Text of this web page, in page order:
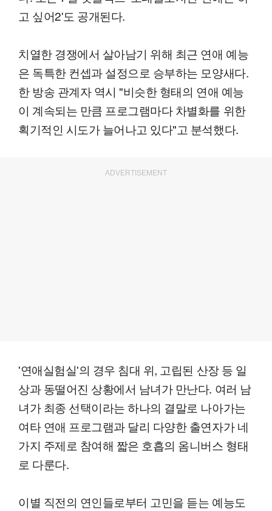
고 싶어2'도 공개된다.
치열한 경쟁에서 살아남기 위해 최근 연애 예능
은 독특한 컨셉과 설정으로 승부하는 모양새다.
한 방송 관계자 역시 "비슷한 형태의 연애 예능
이 계속되는 만큼 프로그램마다 차별화를 위한
획기적인 시도가 늘어나고 있다"고 분석했다.
ADVERTISEMENT
'연애실험실'의 경우 침대 위, 고립된 산장 등 일
상과 동떨어진 상황에서 남녀가 만난다. 여러 남
녀가 최종 선택이라는 하나의 결말로 나아가는
여타 연애 프로그램과 달리 다양한 출연자가 네
가지 주제로 참여해 짧은 호흡의 옴니버스 형태
로 다룬다.
이별 직전의 연인들로부터 고민을 듣는 예능도